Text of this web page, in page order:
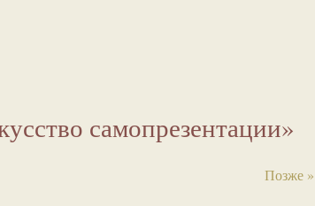
самопрезентации»
Позже »